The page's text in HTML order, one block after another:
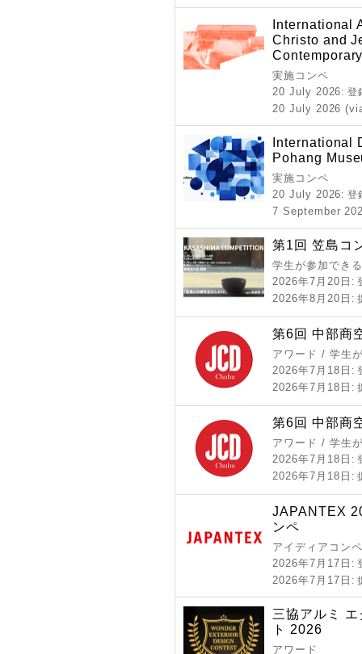
International
Christo and
実施コンペ
20 July 2026: 登
20 July 2026
International
Pohang
実施コンペ
20 July 2026: 登
7 September
第1回 笠島コ
学生が参加でき
2026年7月20日 :
2026年8月20日 :
第6回 中部商
アワード / 学生
2026年7月18日 :
2026年7月18日 :
第6回 中部商
アワード / 学生
2026年7月18日 :
2026年7月18日 :
JAPANTEX
ンペ
アイディアコン
2026年7月17日 :
2026年7月17日 :
三協アルミ
ト 2026
アワード